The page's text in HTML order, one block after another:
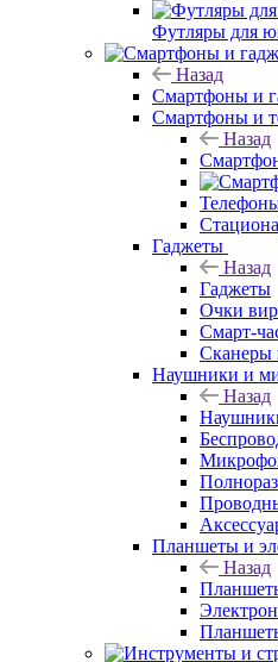
Футляры для
Назад
Смартфоны и
Смартфоны и
Назад
Гаджеты
Назад
Гаджеты
Очки
Смарт-
Сканеры
Наушники и
Назад
Планшеты и
Назад